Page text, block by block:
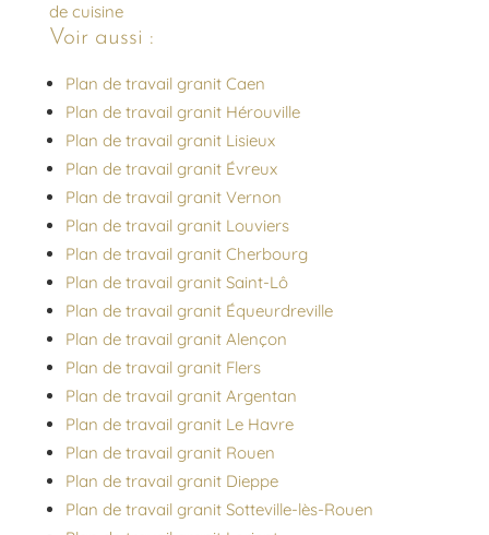
de cuisine
Voir aussi :
Plan de travail granit Caen
Plan de travail granit Hérouville
Plan de travail granit Lisieux
Plan de travail granit Évreux
Plan de travail granit Vernon
Plan de travail granit Louviers
Plan de travail granit Cherbourg
Plan de travail granit Saint-Lô
Plan de travail granit Équeurdreville
Plan de travail granit Alençon
Plan de travail granit Flers
Plan de travail granit Argentan
Plan de travail granit Le Havre
Plan de travail granit Rouen
Plan de travail granit Dieppe
Plan de travail granit Sotteville-lès-Rouen